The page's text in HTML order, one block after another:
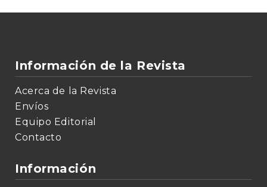
Información de la Revista
Acerca de la Revista
Envíos
Equipo Editorial
Contacto
Información